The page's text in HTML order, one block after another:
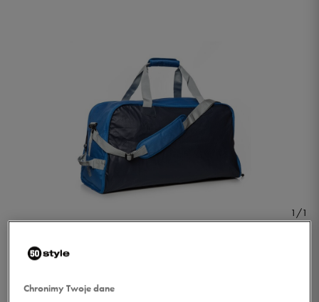
1/1
Chronimy Twoje dane